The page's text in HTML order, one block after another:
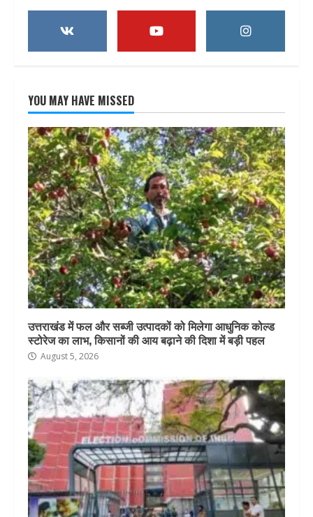
YOU MAY HAVE MISSED
उत्तराखंड में फल और सब्जी उत्पादकों को मिलेगा आधुनिक कोल्ड
स्टोरेज का लाभ, किसानों की आय बढ़ाने की दिशा में बड़ी पहल
August 5, 2026